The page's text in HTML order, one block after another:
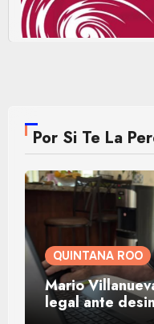
Por Si Te La
QUINTANA ROO
Mario
legal ante